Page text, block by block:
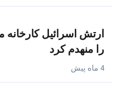
ارتش اسرائیل کارخانه
را منهدم کرد
4 ماه پیش